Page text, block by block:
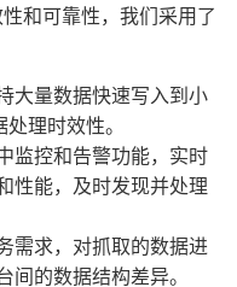
和可靠性，我们采用了
大量数据快速写入到小
理时效性。
监控和告警功能，实时
性能，及时发现并处理
需求，对抓取的数据进
的数据结构差异。